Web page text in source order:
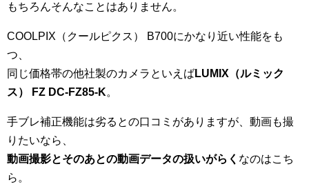
もちろんそんなことはありません。
COOLPIX（クールピクス） B700にかなり近い性能をも
つ、
同じ価格帯の他社製のカメラといえばLUMIX（ルミック
ス） FZ DC-FZ85-K。
手ブレ補正機能は劣るとの口コミがありますが、動画も撮
りたいなら、
動画撮影とそのあとの動画データの扱いがらく なのはこち
ら。